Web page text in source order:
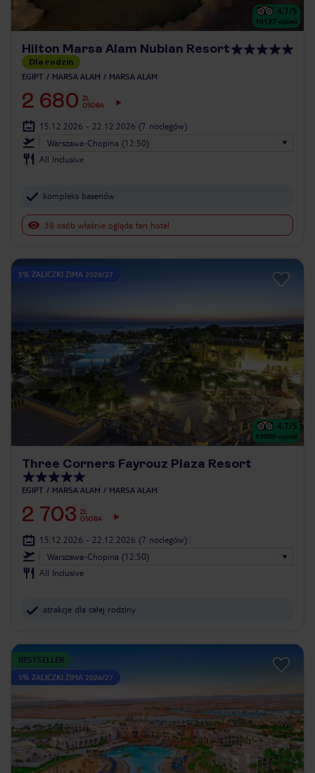
4.7/5
10137 opinii
Hilton Marsa Alam Nubian Resort
Dla rodzin
EGIPT MARSA ALAM MARSA ALAM
2 680 ZŁ
OSOBA
15.12.2026 - 22.12.2026 (7 noclegów)
Warszawa-Chopina (12:50)
All Inclusive
kompleks basenów
38 osób właśnie ogląda ten hotel
5% ZALICZKI ZIMA 2026/27
4.7/5
13090 opinii
Three Corners Fayrouz Plaza Resort
EGIPT MARSA ALAM MARSA ALAM
2 703 ZŁ
OSOBA
15.12.2026 - 22.12.2026 (7 noclegów)
Warszawa-Chopina (12:50)
All Inclusive
atrakcje dla całej rodziny
BESTSELLER
5% ZALICZKI ZIMA 2026/27